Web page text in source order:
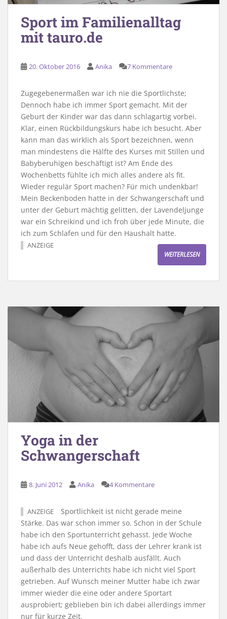
Sport im Familienalltag
mit tauro.de
20. Oktober 2016 Anika 7 Kommentare
Zugegebenermaßen war ich nie die Sportlichste;
Dennoch habe ich immer Sport gemacht. Mit der
Geburt der Kinder war das dann schlagartig vorbei.
Klar, einen Rückbildungskurs habe ich besucht. Aber
kann man das wirklich als Sport bezeichnen, wenn
man mindestens die Hälfte des Kurses mit Stillen und
Babyberuhigen beschäftigt ist? Am Ende des
Wochenbetts fühlte ich mich alles andere als fit.
Wieder regulär Sport machen? Für mich undenkbar!
Mein Beckenboden hatte in der Schwangerschaft und
unter der Geburt mächtig gelitten, der Lavendeljunge
war ein Schreikind und ich froh über jede Minute, die
ich zum Schlafen und für den Haushalt hatte.
ANZEIGE
WEITERLESEN
Yoga in der
Schwangerschaft
8. Juni 2012 Anika 4 Kommentare
ANZEIGE
Sportlichkeit ist nicht gerade meine
Stärke. Das war schon immer so. Schon in der Schule
habe ich den Sportunterricht gehasst. Jede Woche
habe ich aufs Neue gehofft, dass der Lehrer krank ist
und dass der Unterricht deshalb ausfällt. Auch
außerhalb des Unterrichts habe ich nicht viel Sport
getrieben. Auf Wunsch meiner Mutter habe ich zwar
immer wieder die eine oder andere Sportart
ausprobiert; geblieben bin ich dabei allerdings immer
nur für kurze Zeit.